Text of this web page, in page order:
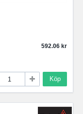
592.06
Köp